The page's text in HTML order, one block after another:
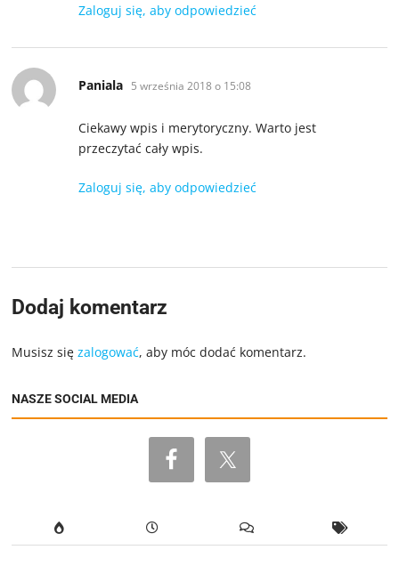
Zaloguj się, aby odpowiedzieć
Paniala pisze:
5 września 2018 o 15:08
Ciekawy wpis i merytoryczny. Warto jest
przeczytać cały wpis.
Zaloguj się, aby odpowiedzieć
Dodaj komentarz
Musisz sięzalogować, aby móc dodać komentarz.
NASZE SOCIAL MEDIA